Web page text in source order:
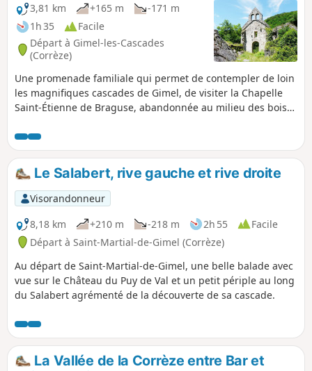
3,81 km
+165 m
-171 m
1h 35
Facile
Départ à Gimel-les-Cascades
(Corrèze)
Une promenade familiale qui permet de contempler de loin
les magnifiques cascades de Gimel, de visiter la Chapelle
Saint-Étienne de Braguse, abandonnée au milieu des bois
Le Salabert, rive gauche et rive droite
Visorandonneur
8,18 km
+210 m -218 m 2h 55
Facile
Départ à Saint-Martial-de-Gimel (Corrèze)
Au départ de Saint-Martial-de-Gimel, une belle balade avec
vue sur le Château du Puy de Val et un petit périple au long
du Salabert agrémenté de la découverte de sa cascade.
La Vallée de la Corrèze entre Bar et